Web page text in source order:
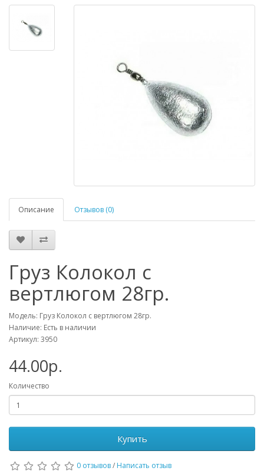
Описание Отзывов (0)
Груз Колокол с
вертлюгом 28гр.
Модель: Груз Колокол с вертлюгом 28гр.
Наличие: Есть в наличии
Артикул: 3950
44.00р.
Количество
Купить
0 отзывов/ Написать отзыв